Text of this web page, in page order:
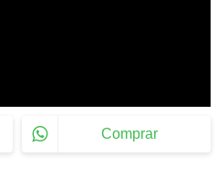
Comprar